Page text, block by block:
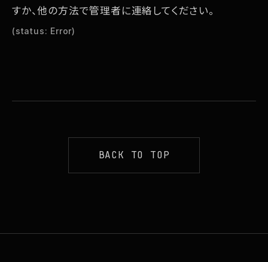
さ
さ
すか、他の方法で管理者に連絡してください。
(status: Error)
BACK TO TOP